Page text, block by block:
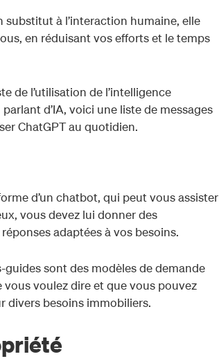
à l’interaction humaine, elle
en réduisant vos efforts et le temps
de l’utilisation de l’intelligence
d’IA, voici une liste de messages
ChatGPT au quotidien.
d’un chatbot, qui peut vous assister
vous devez lui donner des
adaptées à vos besoins.
guides sont des modèles de demande
voulez dire et que vous pouvez
divers besoins immobiliers.